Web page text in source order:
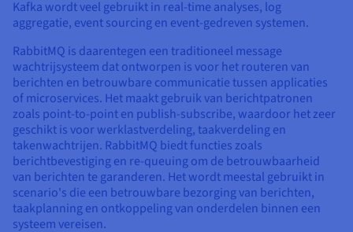
Kafka wordt veel gebruikt in real-time analyses, log
aggregatie, event sourcing en event-gedreven systemen.
RabbitMQ is daarentegen een traditioneel message
wachtrijsysteem dat ontworpen is voor het routeren van
berichten en betrouwbare communicatie tussen applicaties
of microservices. Het maakt gebruik van berichtpatronen
zoals point-to-point en publish-subscribe, waardoor het zeer
geschikt is voor werklastverdeling, taakverdeling en
takenwachtrijen. RabbitMQ biedt functies zoals
berichtbevestiging en re-queuing om de betrouwbaarheid
van berichten te garanderen. Het wordt meestal gebruikt in
scenario's die een betrouwbare bezorging van berichten,
taakplanning en ontkoppeling van onderdelen binnen een
systeem vereisen.